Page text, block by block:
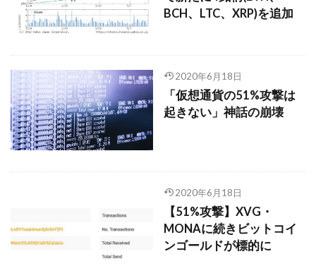
BCH、LTC、XRP)を追加
2020年6月18日
「仮想通貨の51%攻撃は
起きない」神話の崩壊
2020年6月18日
【51%攻撃】XVG・
MONAに続きビットコイ
ンゴールドが標的に